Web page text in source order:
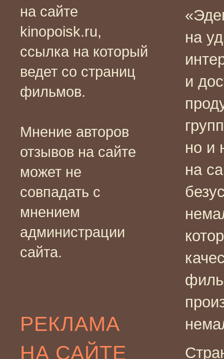
на сайте
kinopoisk.ru,
ссылка на который
ведет со страниц
фильмов.
Мнение авторов
отзывов на сайте
может не
совпадать с
мнением
администрации
сайта.
РЕКЛАМА
НА САЙТЕ
на
и
но и
на